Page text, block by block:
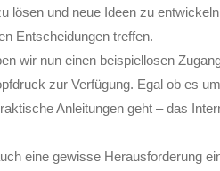
lösen und neue Ideen zu
Entscheidungen treffen.
wir nun einen beispiellosen
zur Verfügung. Egal ob es
Anleitungen geht – das
eine gewisse Herausforderung